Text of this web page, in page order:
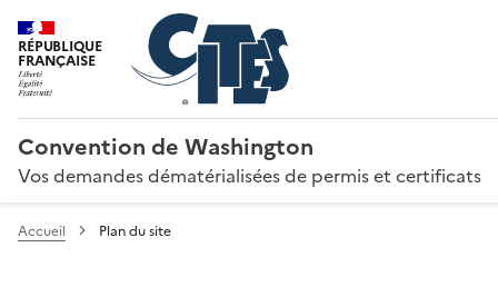
RÉPUBLIQUE
FRANÇAISE
Convention de Washington
Vos demandes dématérialisées de permis et certificats
Accueil Plan du site